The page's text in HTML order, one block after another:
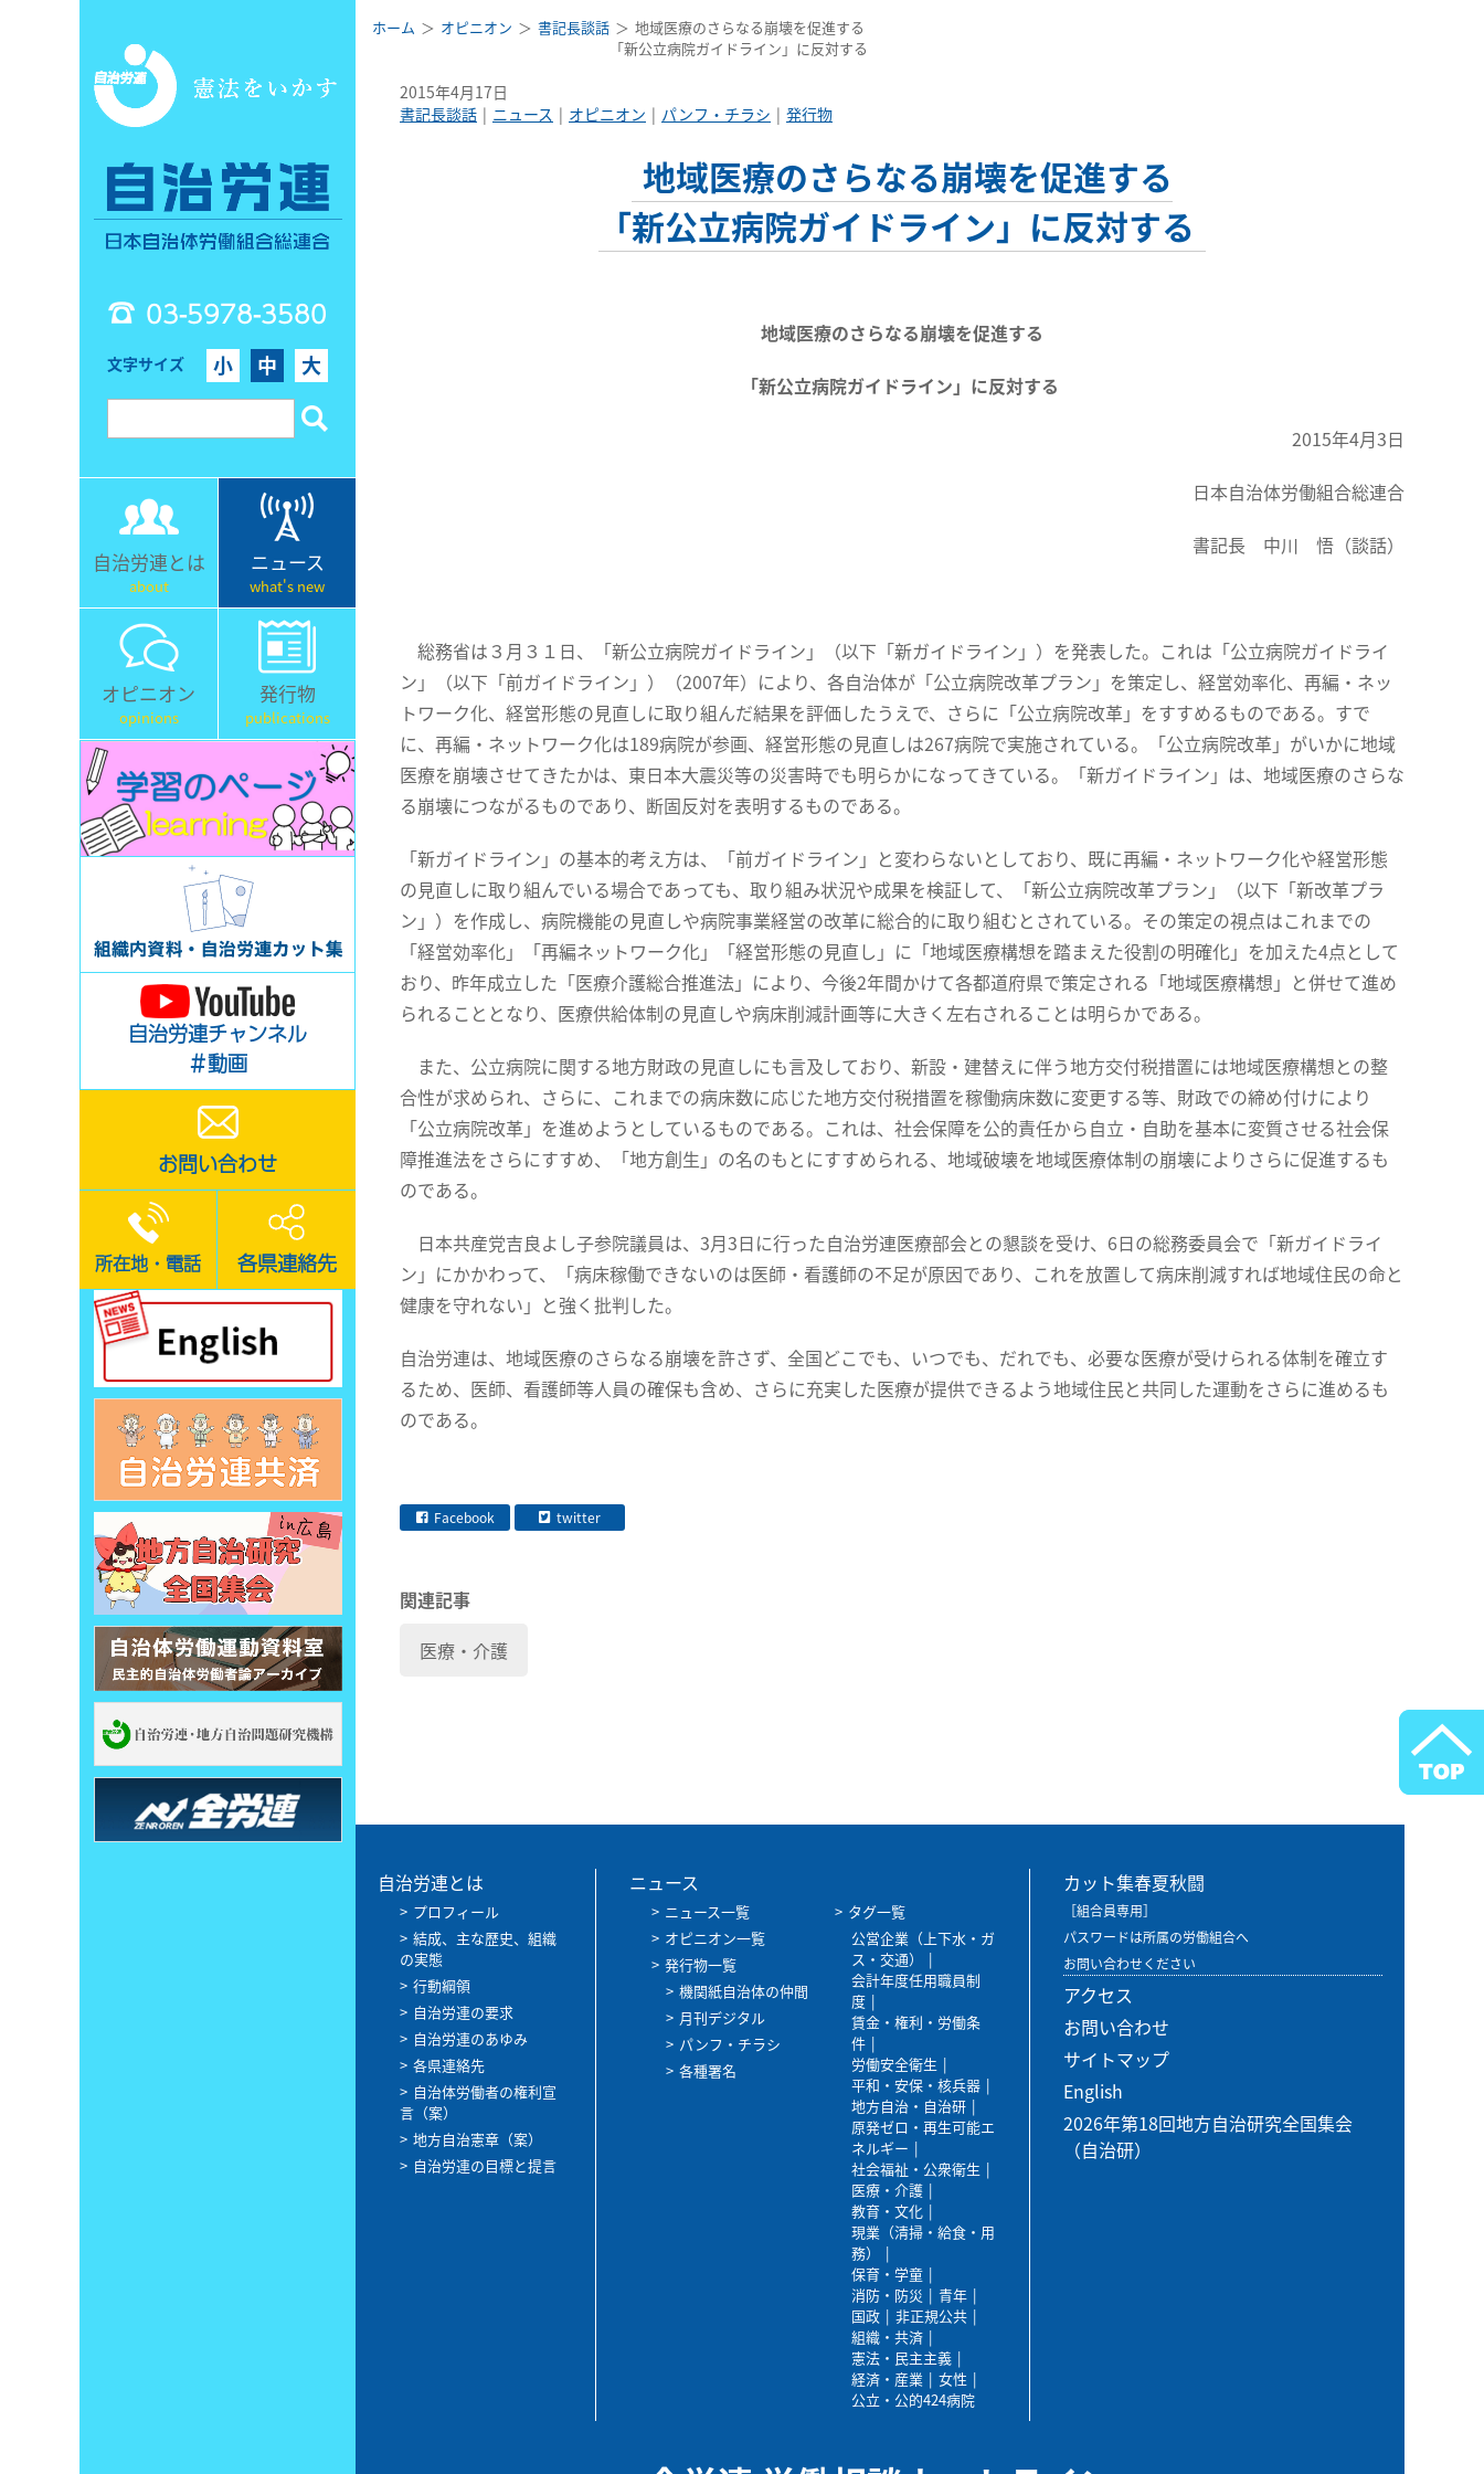
03-5978-3580
文字サイズ 小 中 大
自治労連とは
about
ニュース
what's new
オピニオン
opinions
発行物
publications
自治労連チャンネル
＃動画
お問い合わせ
所在地・電話 各県連絡先
ホーム オピニオン 書記長談話
地域医療のさらなる崩壊を促進する
「新公立病院ガイドライン」に反対する
2015年4月17日
書記長談話
ニュース オピニオン パンフ・チラシ 発行物
地域医療のさらなる崩壊を促進する
「新公立病院ガイドライン」に反対する
地域医療のさらなる崩壊を促進する
「新公立病院ガイドライン」に反対する
2015年4月3日
日本自治体労働組合総連合
書記長 中川 悟（談話）
総務省は３月３１日、「新公立病院ガイドライン」（以下「新ガイドライン」）を発表した。これは「公立病院ガイドライ
ン」（以下「前ガイドライン」）（2007年）により、各自治体が「公立病院改革プラン」を策定し、経営効率化、再編・ネッ
トワーク化、経営形態の見直しに取り組んだ結果を評価したうえで、さらに「公立病院改革」をすすめるものである。すで
に、再編・ネットワーク化は189病院が参画、経営形態の見直しは267病院で実施されている。「公立病院改革」がいかに地域
医療を崩壊させてきたかは、東日本大震災等の災害時でも明らかになってきている。「新ガイドライン」は、地域医療のさらな
る崩壊につながるものであり、断固反対を表明するものである。
「新ガイドライン」の基本的考え方は、「前ガイドライン」と変わらないとしており、既に再編・ネットワーク化や経営形態
の見直しに取り組んでいる場合であっても、取り組み状況や成果を検証して、「新公立病院改革プラン」（以下「新改革プラ
ン」）を作成し、病院機能の見直しや病院事業経営の改革に総合的に取り組むとされている。その策定の視点はこれまでの
「経営効率化」「再編ネットワーク化」「経営形態の見直し」に「地域医療構想を踏まえた役割の明確化」を加えた4点として
おり、昨年成立した「医療介護総合推進法」により、今後2年間かけて各都道府県で策定される「地域医療構想」と併せて進め
られることとなり、医療供給体制の見直しや病床削減計画等に大きく左右されることは明らかである。
また、公立病院に関する地方財政の見直しにも言及しており、新設・建替えに伴う地方交付税措置には地域医療構想との整
合性が求められ、さらに、これまでの病床数に応じた地方交付税措置を稼働病床数に変更する等、財政での締め付けにより
「公立病院改革」を進めようとしているものである。これは、社会保障を公的責任から自立・自助を基本に変質させる社会保
障推進法をさらにすすめ、「地方創生」の名のもとにすすめられる、地域破壊を地域医療体制の崩壊によりさらに促進するも
のである。
日本共産党吉良よし子参院議員は、3月3日に行った自治労連医療部会との懇談を受け、6日の総務委員会で「新ガイドライ
ン」にかかわって、「病床稼働できないのは医師・看護師の不足が原因であり、これを放置して病床削減すれば地域住民の命と
健康を守れない」と強く批判した。
自治労連は、地域医療のさらなる崩壊を許さず、全国どこでも、いつでも、だれでも、必要な医療が受けられる体制を確立す
るため、医師、看護師等人員の確保も含め、さらに充実した医療が提供できるよう地域住民と共同した運動をさらに進めるも
のである。
Facebook twitter
関連記事
医療・介護
自治労連とは
プロフィール
結成、主な歴史、組織
の実態
行動綱領
自治労連の要求
自治労連のあゆみ
各県連絡先
自治体労働者の権利宣
言（案）
地方自治憲章（案）
自治労連の目標と提言
ニュース
ニュース一覧
オピニオン一覧
発行物一覧
機関紙自治体の仲間
月刊デジタル
パンフ・チラシ
各種署名
タグ一覧
公営企業（上下水・ガ
ス・交通）
会計年度任用職員制
度
賃金・権利・労働条
件
労働安全衛生
平和・安保・核兵器
地方自治・自治研
原発ゼロ・再生可能エ
ネルギー
社会福祉・公衆衛生
医療・介護
教育・文化
現業（清掃・給食・用
務）
保育・学童
消防・防災
青年
国政
非正規公共
組織・共済
憲法・民主主義
経済・産業
女性
公立・公的424病院
カット集春夏秋闘
［組合員専用］
パスワードは所属の労働組合へ
お問い合わせください
アクセス
お問い合わせ
サイトマップ
English
2026年第18回地方自治研究全国集会
（自治研）